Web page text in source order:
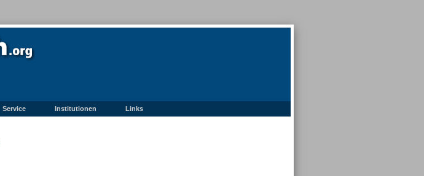
Service Institutionen Links